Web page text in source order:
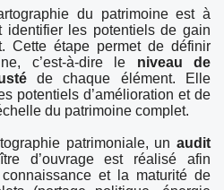
du patrimoine est à
identifier les potentiels de gain
Cette étape permet de définir
c’est-à-dire le niveau de
de chaque élément. Elle
potentiels d’amélioration et de
du patrimoine complet.
patrimoniale, un audit
d’ouvrage est réalisé afin
et la maturité de